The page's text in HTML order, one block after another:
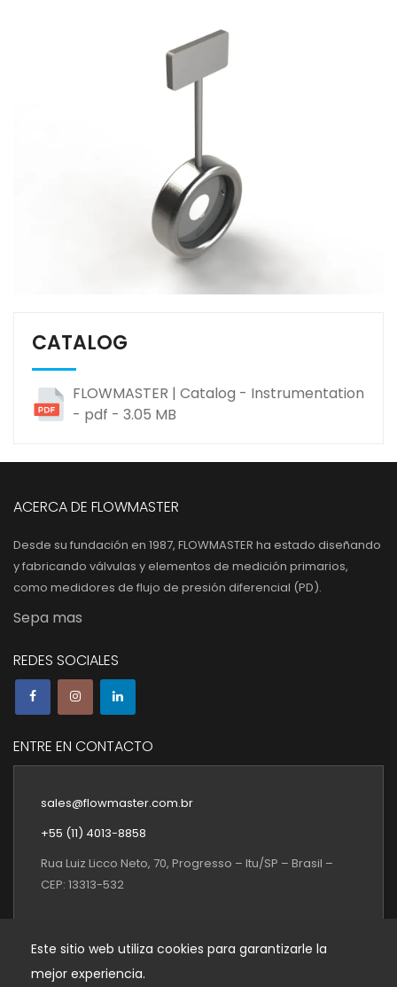
CATALOG
FLOWMASTER | Catalog - Instrumentation
- pdf - 3.05 MB
ACERCA DE FLOWMASTER
Desde su fundación en 1987, FLOWMASTER ha estado diseñando
y fabricando válvulas y elementos de medición primarios,
como medidores de flujo de presión diferencial (PD).
Sepa mas
REDES SOCIALES
ENTRE EN CONTACTO
sales@flowmaster.com.br
+55 (11) 4013-8858
Rua Luiz Licco Neto, 70, Progresso – Itu/SP – Brasil –
CEP: 13313-532
Este sitio web utiliza cookies para garantizarle la
mejor experiencia.